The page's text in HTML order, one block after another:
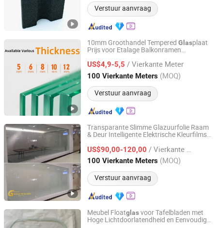
Verstuur aanvraag
10mm Groothandel Tempered Glasplaat
Prijs voor Etalage Balkonramen
US$4,9-5,5 / Vierkante Meter
100 Vierkante Meters (MOQ)
Verstuur aanvraag
Jiangsu Guoxin Glass Co., Ltd
Jiangsu, China Sinds 2024
Transparante Slimme Glazuurfolie Raam
& Deur Intelligente Elektrische Kleurfilms
US$90,00-120,00 / Vierkante Meter
100 Vierkante Meters (MOQ)
Verstuur aanvraag
Jiangsu Guoxin Glass Co., Ltd
Jiangsu, China Sinds 2024
Meubel Floatglasvoor Tafelbladen met
Hoge Lichtdoorlatendheid en Eenvoudige
Tai 'an Zhongxin Glass Technology Co., Ltd